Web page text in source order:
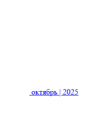
октябрь | 2025